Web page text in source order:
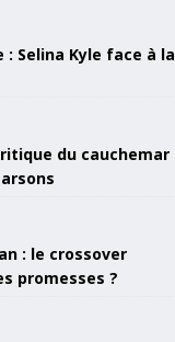
: Selina Kyle face à la
du cauchemar
: le crossover
promesses ?